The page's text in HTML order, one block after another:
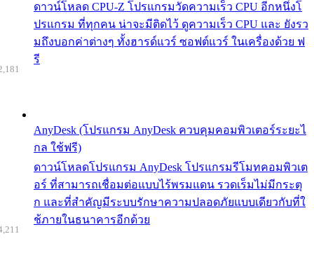
ดาวน์โหลด CPU-Z โปรแกรมวัดความเร็ว CPU อีกหนึ่งโ
ปรแกรม ที่ทุกคน น่าจะมีติดไว้ ดูความเร็ว CPU และ ยังรว
มถึงบอกค่าต่างๆ ทั้งฮารด์แวร์ ซอฟต์แวร์ ในเครื่องด้วย ฟ
รี
AnyDesk (โปรแกรม AnyDesk ควบคุมคอมพิวเตอร์ระยะไ
กล ใช้ฟรี)
ดาวน์โหลดโปรแกรม AnyDesk โปรแกรมรีโมทคอมพิวเต
อร์ ที่สามารถเชื่อมต่อแบบไร้พรมแดน รวดเร็มไม่มีกระตุ
ก และที่สำคัญมีระบบรักษาความปลอดภัยแบบเดียวกับที่ใ
ช้ภายในธนาคารอีกด้วย